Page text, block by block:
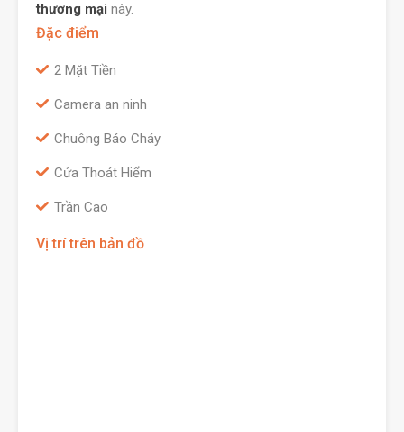
thương mại này.
Đặc điểm
2 Mặt Tiền
Camera an ninh
Chuông Báo Cháy
Cửa Thoát Hiểm
Trần Cao
Vị trí trên bản đồ